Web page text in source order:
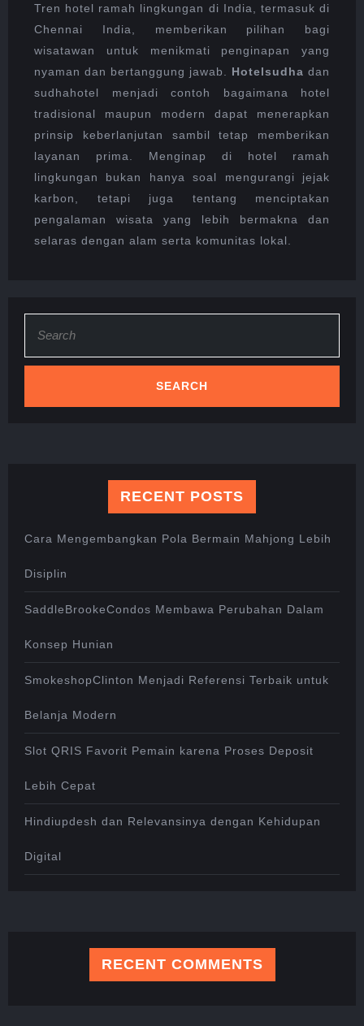
Tren hotel ramah lingkungan di India, termasuk di
Chennai India, memberikan pilihan bagi
wisatawan untuk menikmati penginapan yang
nyaman dan bertanggung jawab. Hotelsudha dan
sudhahotel menjadi contoh bagaimana hotel
tradisional maupun modern dapat menerapkan
prinsip keberlanjutan sambil tetap memberikan
layanan prima. Menginap di hotel ramah
lingkungan bukan hanya soal mengurangi jejak
karbon, tetapi juga tentang menciptakan
pengalaman wisata yang lebih bermakna dan
selaras dengan alam serta komunitas lokal.
for:
RECENT POSTS
Cara Mengembangkan Pola Bermain Mahjong Lebih
Disiplin
SaddleBrookeCondos Membawa Perubahan Dalam
Konsep Hunian
SmokeshopClinton Menjadi Referensi Terbaik untuk
Belanja Modern
Slot QRIS Favorit Pemain karena Proses Deposit
Lebih Cepat
Hindiupdesh dan Relevansinya dengan Kehidupan
Digital
RECENT COMMENTS